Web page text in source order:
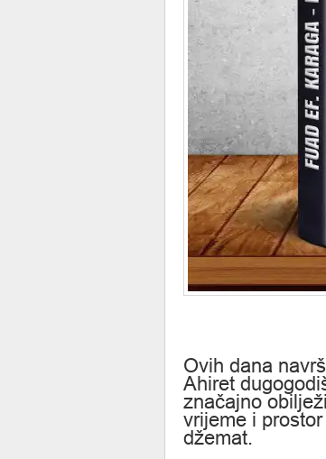
Ovih dana
Ahiret
značajno
vrijeme i
džemat.